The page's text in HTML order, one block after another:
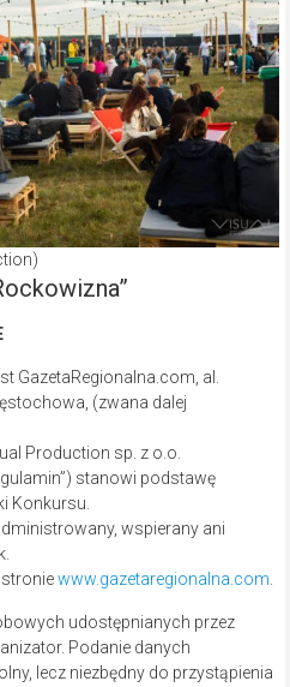
GazetaRegionalna.com, al.
(zwana dalej
Production sp. z o.o.
stanowi podstawę
Konkursu.
wspierany ani
www.gazetaregionalna.com
udostępnianych przez
Podanie danych
lecz niezbędny do przystąpienia